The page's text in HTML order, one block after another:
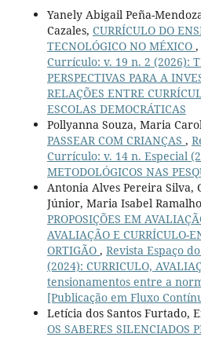
Yanely Abigail Peña-
Cazales, CURRÍCULO DO
TECNOLÓGICO NO MÉXICO ,
Currículo: v. 19 n. 2 (2026):
PERSPECTIVAS PARA A
RELAÇÕES ENTRE
ESCOLAS DEMOCRÁTICAS
Pollyanna Souza, Maria
PASSEAR COM CRIANÇAS ,
Currículo: v. 14 n. Especial
METODOLÓGICOS NAS
Antonia Alves Pereira Silva,
Júnior, Maria Isabel
PROPOSIÇÕES EM
AVALIAÇÃO E CURRÍCULO-
ORTIGÃO , Revista Espaço
(2024): CURRICULO,
tensionamentos entre a
[Publicação em Fluxo
Letícia dos Santos Furtado,
OS SABERES SILENCIADOS